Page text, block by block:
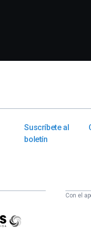
Suscríbete al
boletín
Con el